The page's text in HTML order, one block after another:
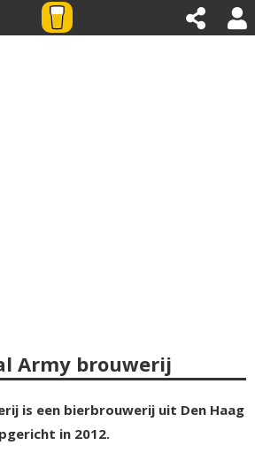
Army brouwerij
is een bierbrouwerij uit Den Haag
in 2012.